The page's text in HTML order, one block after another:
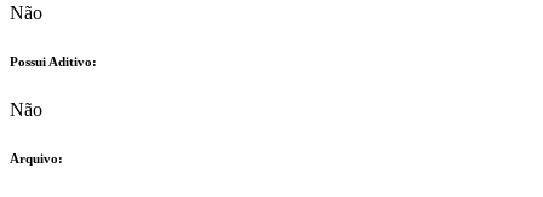
Não
Possui Aditivo:​
Não
Arquivo: